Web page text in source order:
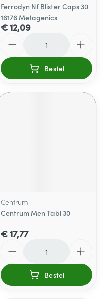
Ferrodyn Nf Blister Caps 30
16176 Metagenics
€ 12,09
Bestel
Centrum
Centrum Men Tabl 30
€ 17,77
Bestel